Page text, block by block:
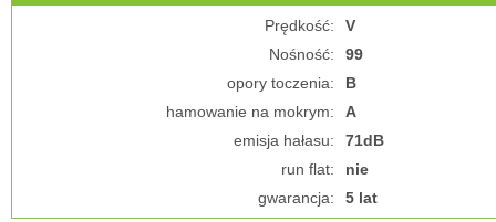
Prędkość:
V
Nośność:
99
opory toczenia:
B
hamowanie na mokrym:
A
emisja hałasu:
71dB
run flat:
nie
gwarancja:
5 lat